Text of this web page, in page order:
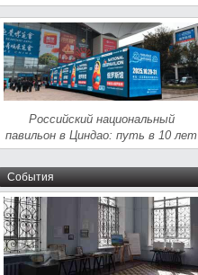
Российский национальный
павильон в Циндао: путь в 10 лет
События